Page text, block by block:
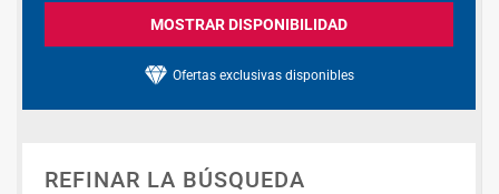
MOSTRAR DISPONIBILIDAD
Ofertas exclusivas disponibles
REFINAR LA BÚSQUEDA